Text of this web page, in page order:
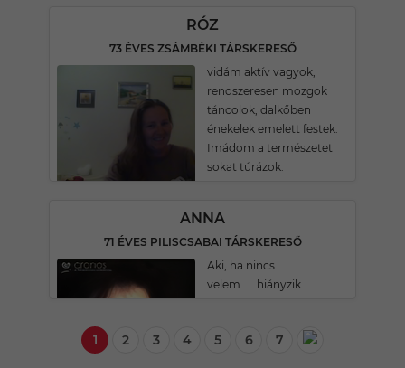
RÓZ
73 ÉVES ZSÁMBÉKI TÁRSKERESŐ
vidám aktív vagyok,
rendszeresen mozgok
táncolok, dalkőben
énekelek emelett festek.
Imádom a természetet
sokat túrázok.
ANNA
71 ÉVES PILISCSABAI TÁRSKERESŐ
Aki, ha nincs
velem......hiányzik.
1 2 3 4 5 6 7